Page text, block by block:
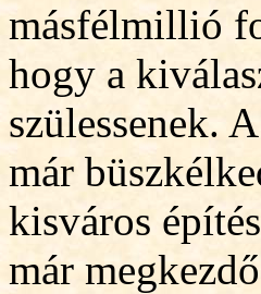
másfélmillió
hogy a
szülessenek.
már
kisváros
már